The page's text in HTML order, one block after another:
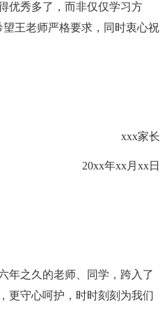
优秀多了，而非仅仅学习方
王老师严格要求，同时衷心祝
xxx家长
20xx年xx月xx日
年之久的老师、同学，跨入了
更守心呵护，时时刻刻为我们